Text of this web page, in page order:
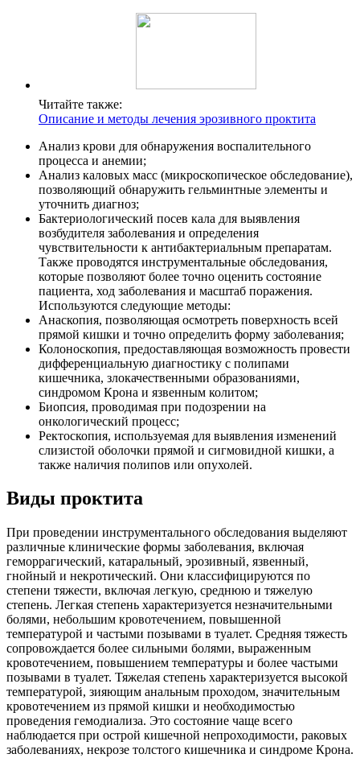
Читайте также:
Описание и методы лечения эрозивного проктита
Анализ крови для обнаружения воспалительного
процесса и анемии;
Анализ каловых масс (микроскопическое обследование),
позволяющий обнаружить гельминтные элементы и
уточнить диагноз;
Бактериологический посев кала для выявления
возбудителя заболевания и определения
чувствительности к антибактериальным препаратам.
Также проводятся инструментальные обследования,
которые позволяют более точно оценить состояние
пациента, ход заболевания и масштаб поражения.
Используются следующие методы:
Анаскопия, позволяющая осмотреть поверхность всей
прямой кишки и точно определить форму заболевания;
Колоноскопия, предоставляющая возможность провести
дифференциальную диагностику с полипами
кишечника, злокачественными образованиями,
синдромом Крона и язвенным колитом;
Биопсия, проводимая при подозрении на
онкологический процесс;
Ректоскопия, используемая для выявления изменений
слизистой оболочки прямой и сигмовидной кишки, а
также наличия полипов или опухолей.
Виды проктита
При проведении инструментального обследования выделяют
различные клинические формы заболевания, включая
геморрагический, катаральный, эрозивный, язвенный,
гнойный и некротический. Они классифицируются по
степени тяжести, включая легкую, среднюю и тяжелую
степень. Легкая степень характеризуется незначительными
болями, небольшим кровотечением, повышенной
температурой и частыми позывами в туалет. Средняя тяжесть
сопровождается более сильными болями, выраженным
кровотечением, повышением температуры и более частыми
позывами в туалет. Тяжелая степень характеризуется высокой
температурой, зияющим анальным проходом, значительным
кровотечением из прямой кишки и необходимостью
проведения гемодиализа. Это состояние чаще всего
наблюдается при острой кишечной непроходимости, раковых
заболеваниях, некрозе толстого кишечника и синдроме Крона.